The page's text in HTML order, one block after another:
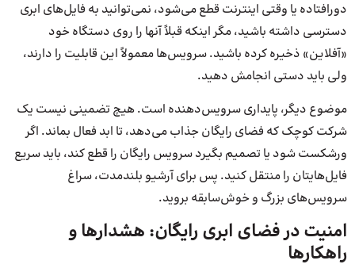
دورافتاده یا وقتی اینترنت قطع می‌شود، نمی‌توانید به فایل‌های ابری
دسترسی داشته باشید، مگر اینکه قبلاً آنها را روی دستگاه خود
«آفلاین» ذخیره کرده باشید. سرویس‌ها معمولاً این قابلیت را دارند،
ولی باید دستی انجامش دهید.
موضوع دیگر، پایداری سرویس‌دهنده است. هیچ تضمینی نیست یک
شرکت کوچک که فضای رایگان جذاب می‌دهد، تا ابد فعال بماند. اگر
ورشکست شود یا تصمیم بگیرد سرویس رایگان را قطع کند، باید سریع
فایل‌هایتان را منتقل کنید. پس برای آرشیو بلندمدت، سراغ
سرویس‌های بزرگ و خوش‌سابقه بروید.
امنیت در فضای ابری رایگان: هشدارها و
راهکارها